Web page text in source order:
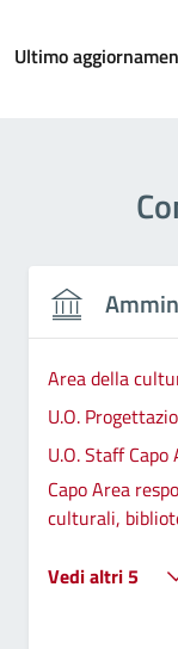
Ultimo
Area della
U.O.
U.O. Staff
Capo Area
culturali,
Vedi altri 5